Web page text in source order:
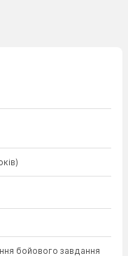
бойового завдання